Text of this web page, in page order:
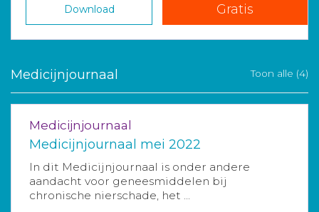
Download Gratis
Medicijnjournaal Toon alle (4)
Medicijnjournaal
Medicijnjournaal mei 2022
In dit Medicijnjournaal is onder andere
aandacht voor geneesmiddelen bij
chronische nierschade, het ...